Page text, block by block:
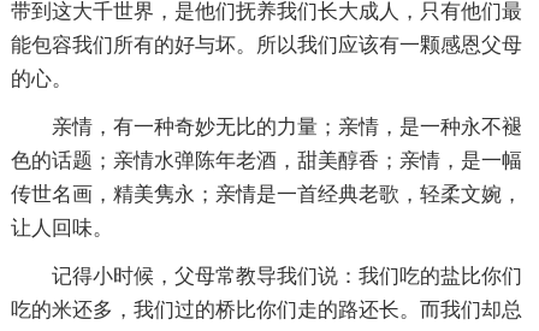
带到这大千世界，是他们抚养我们长大成人，只有他们最
能包容我们所有的好与坏。所以我们应该有一颗感恩父母
的心。
亲情，有一种奇妙无比的力量；亲情，是一种永不褪
色的话题；亲情水弹陈年老酒，甜美醇香；亲情，是一幅
传世名画，精美隽永；亲情是一首经典老歌，轻柔文婉，
让人回味。
记得小时候，父母常教导我们说：我们吃的盐比你们
吃的米还多，我们过的桥比你们走的路还长。而我们却总